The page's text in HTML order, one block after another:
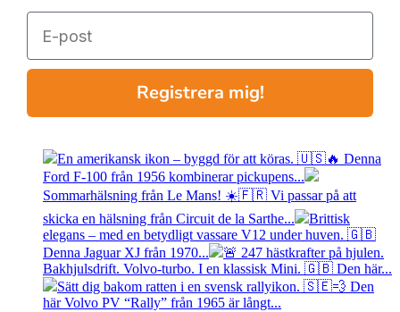
E-post
Registrera mig!
En amerikansk ikon – byggd för att köras. 🇺🇸🔥 Denna
Ford F-100 från 1956 kombinerar pickupens...
Sommarhälsning från Le Mans! ☀️🇫🇷 Vi passar på att
skicka en hälsning från Circuit de la Sarthe...
Brittisk
elegans – med en betydligt vassare V12 under huven. 🇬🇧
Denna Jaguar XJ från 1970...
🚨 247 hästkrafter på hjulen.
Bakhjulsdrift. Volvo-turbo. I en klassisk Mini. 🇬🇧 Den här...
Sätt dig bakom ratten i en svensk rallyikon. 🇸🇪💨 Den
här Volvo PV “Rally” från 1965 är långt...